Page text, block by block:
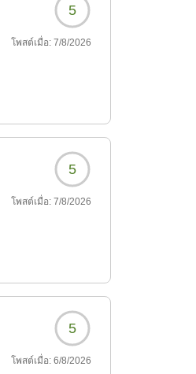
5
โพสต์เมื่อ: 7/8/2026
5
โพสต์เมื่อ: 7/8/2026
5
โพสต์เมื่อ: 6/8/2026